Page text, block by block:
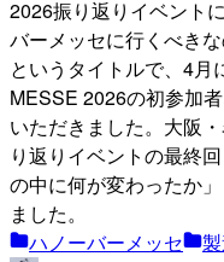
2026振り返りイベント
バーメッセに行くべき
というタイトルで、4
MESSE 2026の初参加
いただきました。大阪
り返りイベントの最終
の中に何が変わったか
ました。
ハノーバーメッセ